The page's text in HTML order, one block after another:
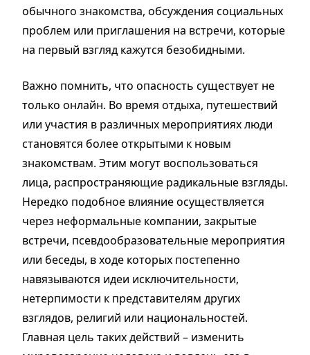
обычного знакомства, обсуждения социальных
проблем или приглашения на встречи, которые
на первый взгляд кажутся безобидными.
Важно помнить, что опасность существует не
только онлайн. Во время отдыха, путешествий
или участия в различных мероприятиях люди
становятся более открытыми к новым
знакомствам. Этим могут воспользоваться
лица, распространяющие радикальные взгляды.
Нередко подобное влияние осуществляется
через неформальные компании, закрытые
встречи, псевдообразовательные мероприятия
или беседы, в ходе которых постепенно
навязываются идеи исключительности,
нетерпимости к представителям других
взглядов, религий или национальностей.
Главная цель таких действий – изменить